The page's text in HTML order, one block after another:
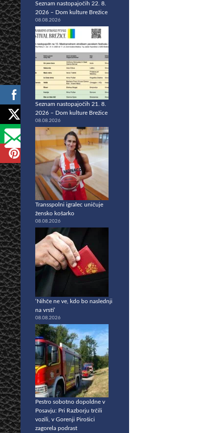
Seznam nastopajočih 22. 8.
2026 – Dom kulture Brežice
08.08.2026
Seznam nastopajočih 21. 8.
2026 – Dom kulture Brežice
08.08.2026
Transspolni igralec uničuje
žensko košarko
08.08.2026
‘Nihče ne ve, kdo bo naslednji
na vrsti’
08.08.2026
Pestro sobotno dopoldne v
Posavju: Pri Razborju trčili
vozili, v Gorenji Pirošici
zagorela podrast